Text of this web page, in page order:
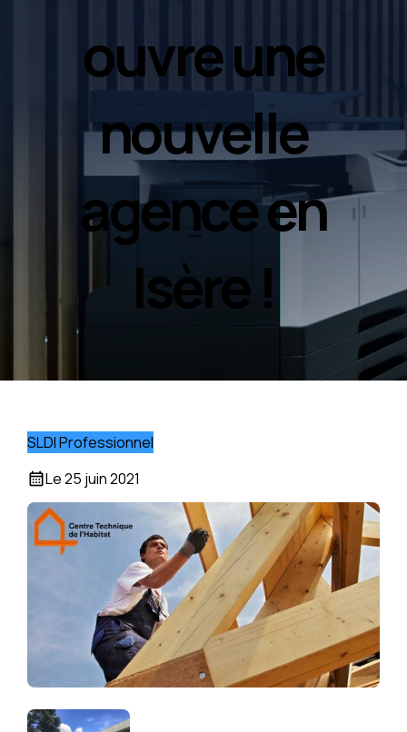
ouvre une
nouvelle
agence en
Isère !
SLDI Professionnel
calendar_monthLe25 juin 2021